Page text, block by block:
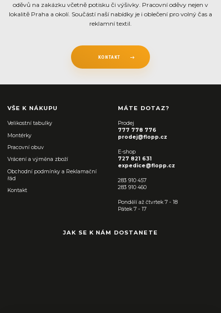
oděvů na zakázku včetně potisku či výšivky. Pracovní oděvy nejen v
lokalitě Praha a okolí. Součástí naší nabídky je i oblečení pro volný čas a
reklamní textil.
KONTAKT
VŠE K NÁKUPU
Velikostní tabulky
Montérky
Pracovní obuv
Vrácení a výměna zboží
Obchodní podmínky a Reklamační
řád
Kontakt
MÁTE DOTAZ?
Prodej
777 778 776
prodej@flopp.cz
E-shop
727 821 631
expedice@flopp.cz
283 910 457
283 910 460
Pondělí až čtvrtek 7 - 18
Pátek 7 - 17
JAK SE K NÁM DOSTANETE